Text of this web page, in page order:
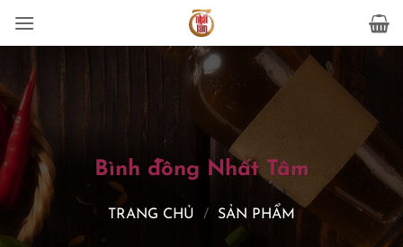
qua
dung
Bình đồng Nhất Tâm
TRANG CHỦ / SẢN PHẨM